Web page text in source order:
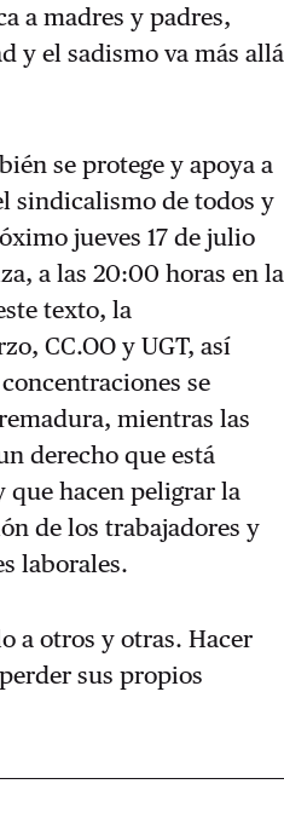
a madres y padres,
y el sadismo va más allá
se protege y apoya a
sindicalismo de todos y
jueves 17 de julio
a las 20:00 horas en la
texto, la
CC.OO y UGT, así
se
mientras las
derecho que está
que hacen peligrar la
de los trabajadores y
laborales.
a otros y otras. Hacer
sus propios